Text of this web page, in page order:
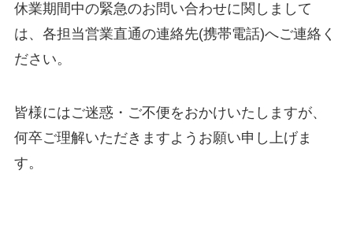
休業期間中の緊急のお問い合わせに関しまして
は、各担当営業直通の連絡先(携帯電話)へご連絡く
ださい。
皆様にはご迷惑・ご不便をおかけいたしますが、
何卒ご理解いただきますようお願い申し上げま
す。